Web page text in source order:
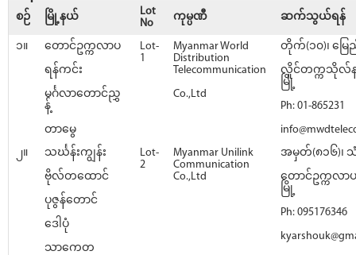
စဉ် မြို့နယ်
Lot
No
ကုမ္ပဏီ ဆက်သွယ်ရန်
၁။
တောင်ဥက္ကလာပ
ရန်ကင်း
မင်္ဂလာတောင်ညွှ
န့်
တာမွေ
Lot-
1
Myanmar World
Distribution
Telecommunication
Co.,Ltd
တိုက်(၁၀)၊ မြေညီ
လှိုင်တက္ကသိုလ်န
မြို့
Ph: 01-865231
၂။
သင်္ဃန်းကျွန်း
ဗိုလ်တထောင်
ပုဇွန်တောင်
ဒေါပုံ
သာကေတ
Lot-
2
Myanmar Unilink
Communication
Co.,Ltd
အမှတ်(၈၁၆)၊
တောင်ဥက္ကလာ
မြို့
Ph: 095176346